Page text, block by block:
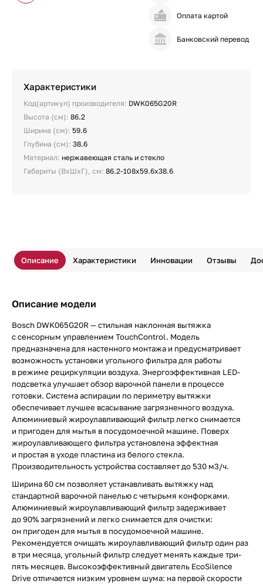
Оплата картой
Банковский перевод
Характеристики
Код(артикул) производителя: DWK065G20R
Высота (см): 86.2
Ширина (см): 59.6
Глубина (см): 38.6
Материал: нержавеющая сталь и стекло
Габариты (ВхШхГ), см: 86.2-108x59.6x38.6
Описание Характеристики Инновации Отзывы
Описание модели
Bosch DWK065G20R — стильная наклонная вытяжка
с сенсорным управлением TouchControl. Модель
предназначена для настенного монтажа и предусматривает
возможность установки угольного фильтра для работы
в режиме рециркуляции воздуха. Энергоэффективная LED-
подсветка улучшает обзор варочной панели в процессе
готовки. Система аспирации по периметру вытяжки
обеспечивает лучшее всасывание загрязненного воздуха.
Алюминиевый жироулавливающий фильтр легко снимается
и пригоден для мытья в посудомоечной машине. Поверх
жироулавливающего фильтра установлена эффектная
и простая в уходе пластина из белого стекла.
Производительность устройства составляет до 530 м3/ч.
Ширина 60 см позволяет устанавливать вытяжку над
стандартной варочной панелью с четырьмя конфорками.
Алюминиевый жироулавливающий фильтр задерживает
до 90% загрязнений и легко снимается для очистки:
он пригоден для мытья в посудомоечной машине.
Рекомендуется очищать жироулавливающий фильтр один раз
в три месяца, угольный фильтр следует менять каждые три-
пять месяцев. Высокоэффективный двигатель EcoSilence
Drive отличается низким уровнем шума: на первой скорости